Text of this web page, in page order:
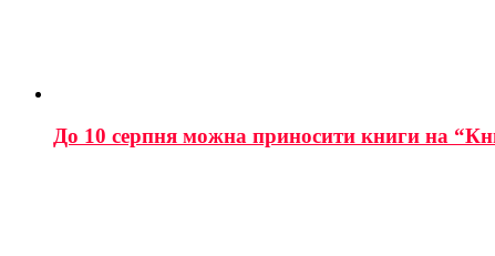
До 10 серпня можна приносити книги на